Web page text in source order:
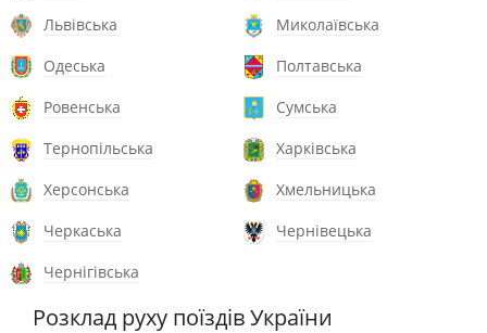
Львівська
Миколаївська
Одеська
Полтавська
Ровенська
Сумська
Тернопільська
Харківська
Херсонська
Хмельницька
Черкаська
Чернівецька
Чернігівська
Розклад руху поїздів України